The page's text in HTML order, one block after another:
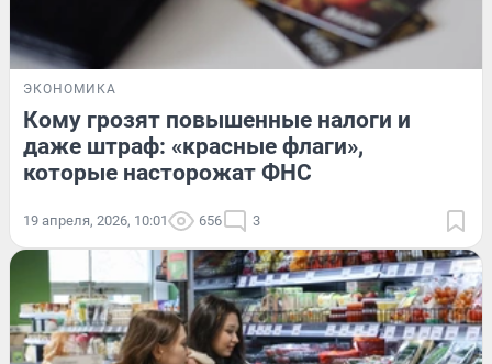
ЭКОНОМИКА
Кому грозят повышенные налоги и
даже штраф: «красные флаги»,
которые насторожат ФНС
19 апреля, 2026, 10:01 656 3